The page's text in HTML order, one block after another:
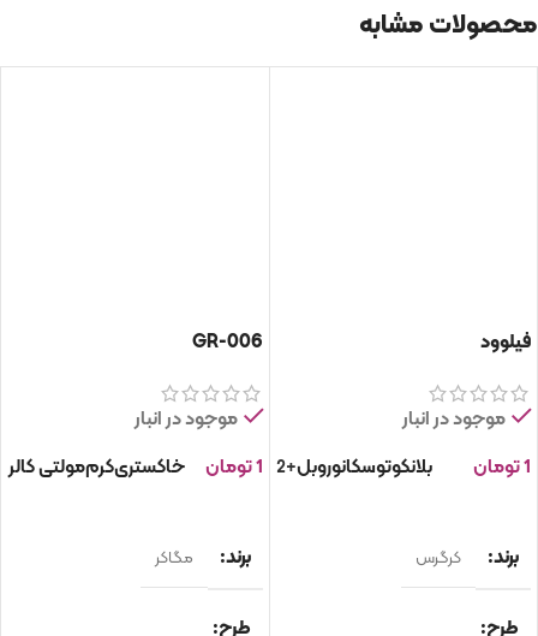
محصولات مشابه
فیلوود
موجود در انبار
1تومان بلانکوتوسکانوروبل+2
برند کرگرس
طرح
GR-006
موجود در انبار
1تومان خاکستریکرممولتی کالر
برند مگاکر
طرح